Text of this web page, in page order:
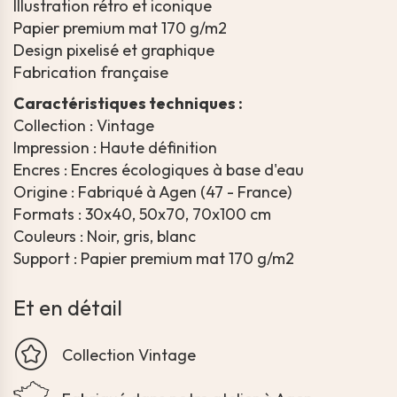
Illustration rétro et iconique
Papier premium mat 170 g/m2
Design pixelisé et graphique
Fabrication française
Caractéristiques techniques :
Collection : Vintage
Impression : Haute définition
Encres : Encres écologiques à base d'eau
Origine : Fabriqué à Agen (47 - France)
Formats : 30x40, 50x70, 70x100 cm
Couleurs : Noir, gris, blanc
Support : Papier premium mat 170 g/m2
Et en détail
Collection Vintage